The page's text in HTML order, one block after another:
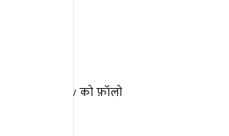
@AndroidDev को फ़ॉलो